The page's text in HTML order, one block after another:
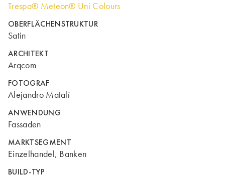
Trespa® Meteon® Uni Colours
OBERFLÄCHENSTRUKTUR
Satin
ARCHITEKT
Arqcom
FOTOGRAF
Alejandro Matalí
ANWENDUNG
Fassaden
MARKTSEGMENT
Einzelhandel, Banken
BUILD-TYP